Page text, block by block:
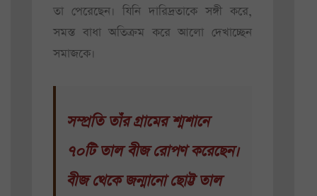
তা পেরেছেন। যিনি দারিদ্রতাকে সঙ্গী করে,
সমস্ত বাধা অতিক্রম করে আলো দেখাচ্ছেন
সমাজকে।
সম্প্রতি তাঁর গ্রামের শ্মশানে
৭০টি তাল বীজ রোপণ করেছেন।
বীজ থেকে জন্মানো ছোট্ট তাল